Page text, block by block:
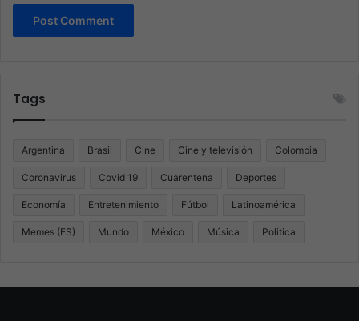
Tags
Argentina Brasil Cine Cine y televisión Colombia
Coronavirus Covid 19 Cuarentena Deportes
Economía Entretenimiento Fútbol Latinoamérica
Memes (ES) Mundo México Música Politica